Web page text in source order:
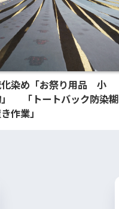
染め「お祭り用品 小
「トートバック防染糊
作業」